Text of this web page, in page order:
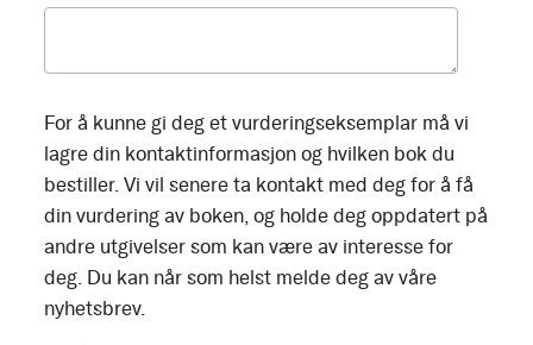
For å kunne gi deg et vurderingseksemplar må vi
lagre din kontaktinformasjon og hvilken bok du
bestiller. Vi vil senere ta kontakt med deg for å få
din vurdering av boken, og holde deg oppdatert på
andre utgivelser som kan være av interesse for
deg. Du kan når som helst melde deg av våre
nyhetsbrev.